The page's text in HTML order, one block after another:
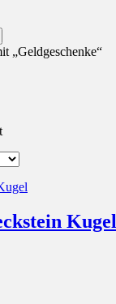
„Geldgeschenke“
Kugel